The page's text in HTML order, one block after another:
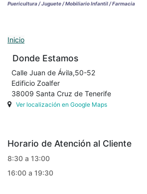
Puericultura / Juguete / Mobiliario Infantil / Farmacia
Inicio
Donde Estamos
Calle Juan de Ávila,50-52
Edificio Zoalfer
38009 Santa Cruz de Tenerife
Ver localización en Google Maps
Horario de Atención al Cliente
8:30 a 13:00
16:00 a 19:30